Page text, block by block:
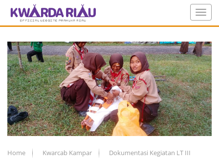
Home Kwarcab Kampar
Dokumentasi Kegiatan LT III